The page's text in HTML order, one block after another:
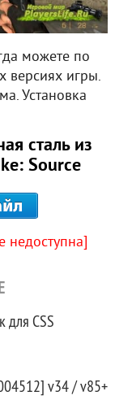
можете по
версиях игры.
Установка
сталь из
Source
недоступна]
для CSS
v34 / v85+